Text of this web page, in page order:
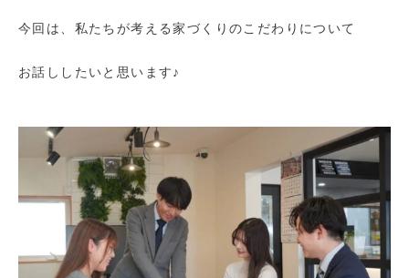
今回は、私たちが考える家づくりのこだわりについて
お話ししたいと思います♪